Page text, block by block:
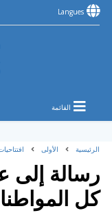
Langues
القائمة
الرئيسية الأولى
رسالة إلى
كل